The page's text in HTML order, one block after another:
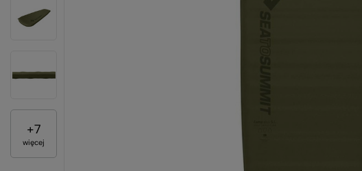
+7
więcej